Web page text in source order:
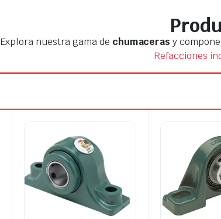
Explora nuestra gama de chumaceras y
Refacciones